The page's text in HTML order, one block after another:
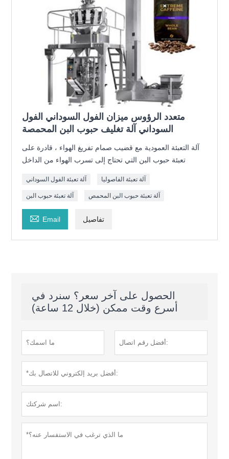
متعدد الرؤوس ميزان الفول السوداني الفول
السوداني آلة تغليف حبوب البن المحمصة
آلة التعبئة العمودية مع قضيب صمام تفريغ الهواء ، قادرة على
تعبئة حبوب البن التي تحتاج إلى تسرب الهواء من الداخل
آلة تعبئة الفول السوداني آلة تعبئة الفاصوليا
آلة تعبئة حبوب البن آلة تعبئة حبوب البن المحمص
 Email تفاصيل
الحصول على آخر سعر؟ سنرد في
أسرع وقت ممكن (خلال 12 ساعة)